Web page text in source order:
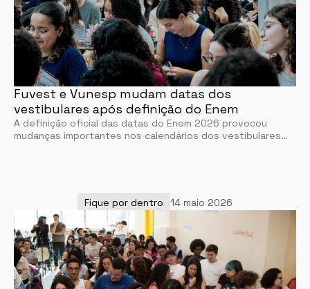
Fuvest e Vunesp mudam datas dos
vestibulares após definição do Enem
A definição oficial das datas do Enem 2026 provocou
mudanças importantes nos calendários dos vestibulares…
Fique por dentro 14 maio 2026